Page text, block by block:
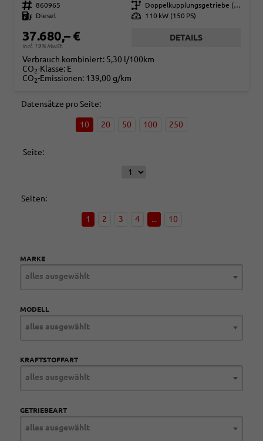
Fahrzeugnr. 860965 Getriebe
Doppelkupplungsgetriebe (DSG)
Kraftstoff
Diesel Leistung 110 kW (150 PS)
37.680,– €
incl. 19% MwSt.
DETAILS
Verbrauch kombiniert: 5,30 l/100km
CO2-Klasse: E
CO2-Emissionen: 139,00 g/km
Datensätze pro Seite:
10 20 50 100 250
Seite:
Seiten:
1 2 3 4 ... 10
MARKE
alles ausgewählt
MODELL
alles ausgewählt
KRAFTSTOFFART
alles ausgewählt
GETRIEBEART
alles ausgewählt